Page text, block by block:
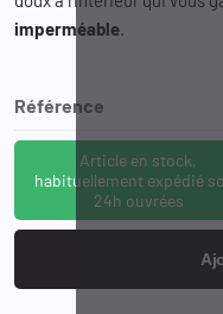
imperméable.
Référence
Article en stock,
habituellement expédié
24h ouvrées